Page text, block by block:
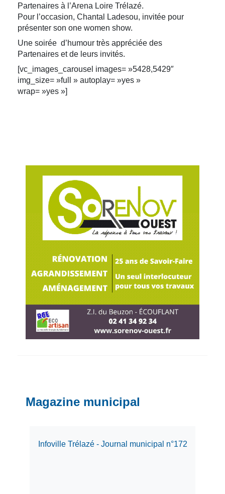
Partenaires à l’Arena Loire Trélazé.
Pour l’occasion, Chantal Ladesou, invitée pour
présenter son one women show.
Une soirée d’humour très appréciée des
Partenaires et de leurs invités.
[vc_images_carousel images= »5428,5429″
img_size= »full » autoplay= »yes »
wrap= »yes »]
Magazine municipal
Infoville Trélazé - Journal municipal n°172